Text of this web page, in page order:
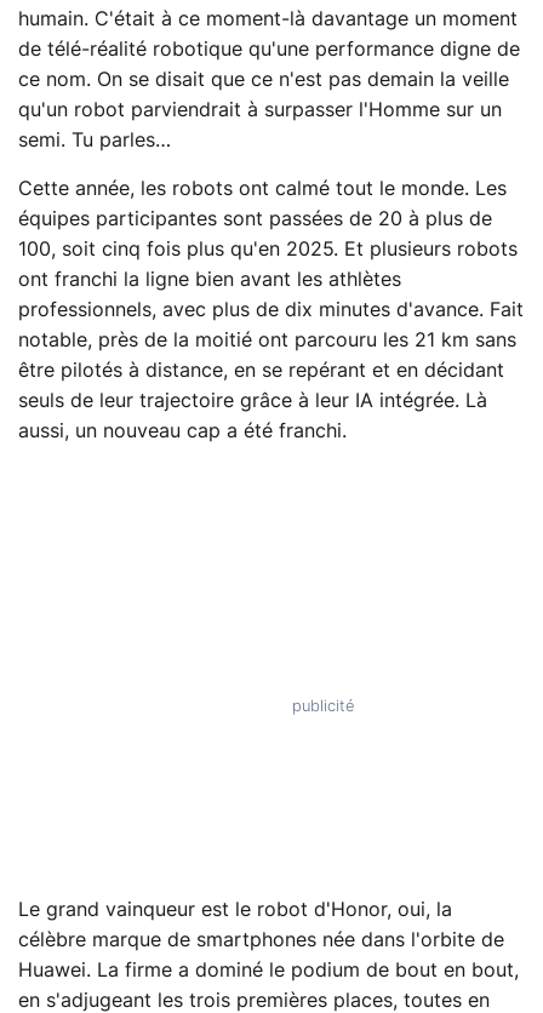
humain. C'était à ce moment-là davantage un moment
de télé-réalité robotique qu'une performance digne de
ce nom. On se disait que ce n'est pas demain la veille
qu'un robot parviendrait à surpasser l'Homme sur un
semi. Tu parles…
Cette année, les robots ont calmé tout le monde. Les
équipes participantes sont passées de 20 à plus de
100, soit cinq fois plus qu'en 2025. Et plusieurs robots
ont franchi la ligne bien avant les athlètes
professionnels, avec plus de dix minutes d'avance. Fait
notable, près de la moitié ont parcouru les 21 km sans
être pilotés à distance, en se repérant et en décidant
seuls de leur trajectoire grâce à leur IA intégrée. Là
aussi, un nouveau cap a été franchi.
Le grand vainqueur est le robot d'Honor, oui, la
célèbre marque de smartphones née dans l'orbite de
Huawei. La firme a dominé le podium de bout en bout,
en s'adjugeant les trois premières places, toutes en